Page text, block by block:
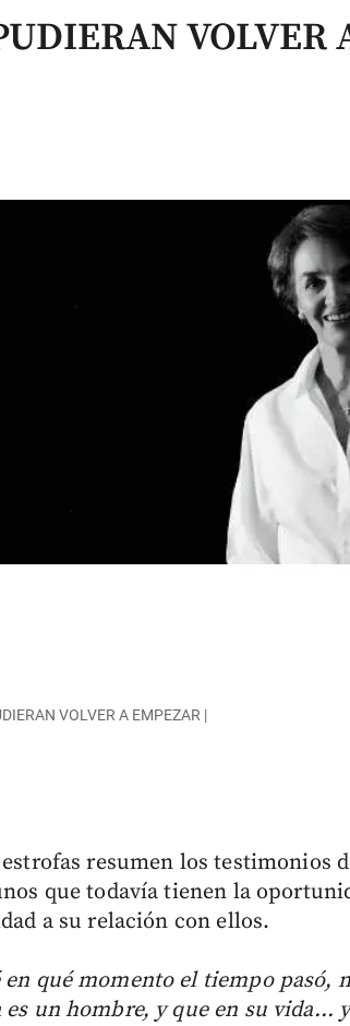
VOLVER
VOLVER A EMPEZAR |
estrofas resumen los testimonios
que todavía tienen la
a su relación con ellos.
en qué momento el tiempo pasó,
es un hombre, y que en su vida...